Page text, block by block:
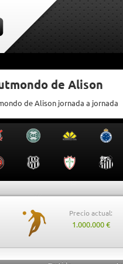
de Alison
de Alison jornada a jornada
Precio actual:
1.000.000 €